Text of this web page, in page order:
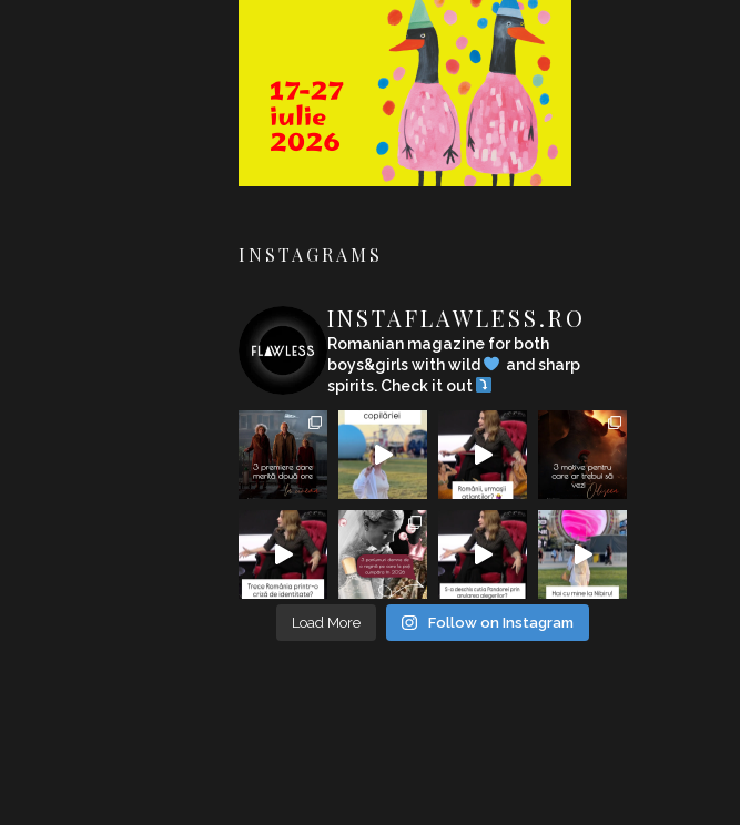
INSTAGRAMS
INSTAFLAWLESS.RO
Romanian magazine for both
boys&girls with wild
and sharp
spirits. Check it out
Load More Follow on Instagram